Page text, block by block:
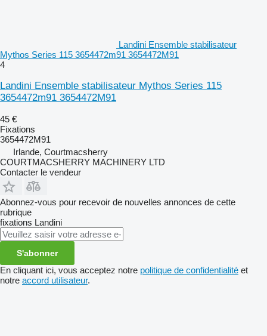
Landini Ensemble stabilisateur
Mythos Series 115 3654472m91 3654472M91
4
Landini Ensemble stabilisateur Mythos Series 115
3654472m91 3654472M91
45 €
Fixations
3654472M91
Irlande, Courtmacsherry
COURTMACSHERRY MACHINERY LTD
Contacter le vendeur
Abonnez-vous pour recevoir de nouvelles annonces de cette
rubrique
fixations Landini
S'abonner
En cliquant ici, vous acceptez notre politique de confidentialité et
notre accord utilisateur.